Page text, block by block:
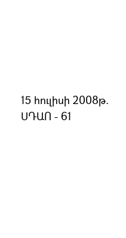
15 հուլիսի 2008թ.
ՍԴԱՈ - 61